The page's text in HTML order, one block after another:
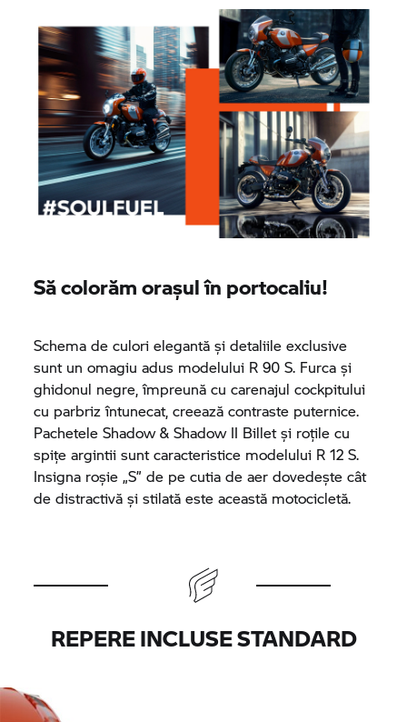
Să colorăm orașul în portocaliu!
Schema de culori elegantă și detaliile exclusive
sunt un omagiu adus modelului R 90 S. Furca și
ghidonul negre, împreună cu carenajul cockpitului
cu parbriz întunecat, creează contraste puternice.
Pachetele Shadow & Shadow II Billet și roțile cu
spițe argintii sunt caracteristice modelului R 12 S.
Insigna roșie „S” de pe cutia de aer dovedește cât
de distractivă și stilată este această motocicletă.
REPERE INCLUSE STANDARD